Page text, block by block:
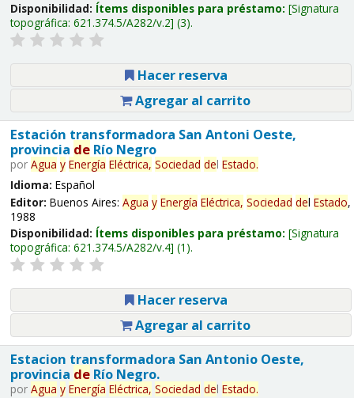
Disponibilidad: Ítems disponibles para préstamo: Signatura
topográfica: 621.374.5/A282/v.2 (3).
Hacer reserva
Agregar al carrito
Estación transformadora San Antoni Oeste,
provincia deRío Negro
por Agua y Energía Eléctrica, Sociedad del Estado.
Idioma: Español
Editor: Buenos Aires: Agua y Energía Eléctrica, Sociedad del Estado,
1988
Disponibilidad: Ítems disponibles para préstamo: Signatura
topográfica: 621.374.5/A282/v.4 (1).
Hacer reserva
Agregar al carrito
Estacion transformadora San Antonio Oeste,
provincia deRío Negro.
por Agua y Energía Eléctrica, Sociedad del Estado.